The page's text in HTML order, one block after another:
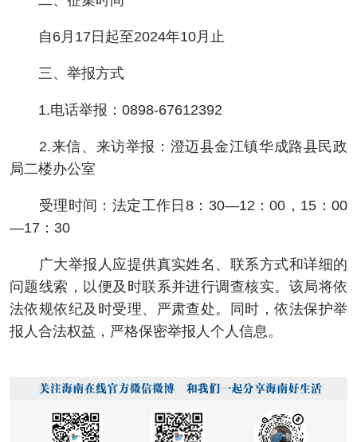
自6月17日起至2024年10月止
三、举报方式
1.电话举报：0898-67612392
2.来信、来访举报：澄迈县金江镇华成路县民政
局二楼办公室
受理时间：法定工作日8：30—12：00，15：00
—17：30
广大举报人应提供真实姓名、联系方式和详细的
问题线索，以便及时联系并进行调查核实。该局将依
法依规依纪及时受理、严肃查处。同时，依法保护举
报人合法权益，严格保密举报人个人信息。